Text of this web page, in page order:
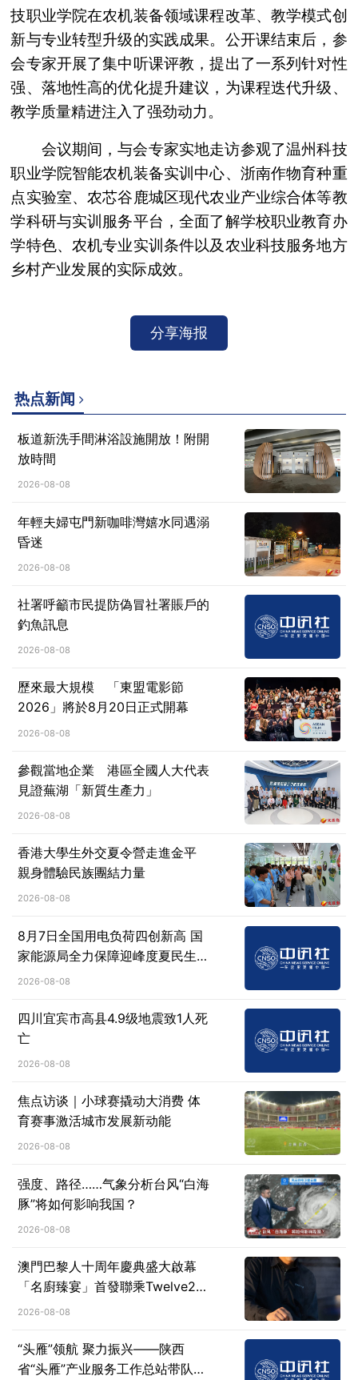
技职业学院在农机装备领域课程改革、教学模式创
新与专业转型升级的实践成果。公开课结束后，参
会专家开展了集中听课评教，提出了一系列针对性
强、落地性高的优化提升建议，为课程迭代升级、
教学质量精进注入了强劲动力。
会议期间，与会专家实地走访参观了温州科技
职业学院智能农机装备实训中心、浙南作物育种重
点实验室、农芯谷鹿城区现代农业产业综合体等教
学科研与实训服务平台，全面了解学校职业教育办
学特色、农机专业实训条件以及农业科技服务地方
乡村产业发展的实际成效。
分享海报
热点新闻
板道新洗手間淋浴設施開放！附開
放時間
2026-08-08
年輕夫婦屯門新咖啡灣嬉水同遇溺
昏迷
2026-08-08
社署呼籲市民提防偽冒社署賬戶的
釣魚訊息
2026-08-08
歷來最大規模 「東盟電影節
2026」將於8月20日正式開幕
2026-08-08
參觀當地企業 港區全國人大代表
見證蕪湖「新質生產力」
2026-08-08
香港大學生外交夏令營走進金平
親身體驗民族團結力量
2026-08-08
8月7日全国用电负荷四创新高 国
家能源局全力保障迎峰度夏民生用
电
2026-08-08
四川宜宾市高县4.9级地震致1人死
亡
2026-08-08
焦点访谈｜小球赛撬动大消费 体
育赛事激活城市发展新动能
2026-08-08
强度、路径……气象分析台风“白海
豚”将如何影响我国？
2026-08-08
澳門巴黎人十周年慶典盛大啟幕
「名廚臻宴」首發聯乘Twelve25
演繹極致法式風雅
2026-08-08
“头雁”领航 聚力振兴​——陕西
省“头雁”产业服务工作总站带队参